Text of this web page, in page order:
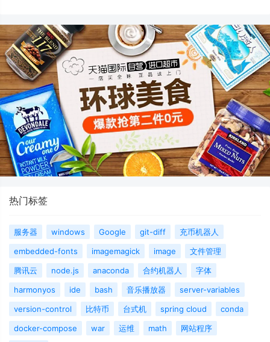
热门标签
服务器 windows Google git-diff
充币机器人
embedded-fonts
imagemagick image
文件管理
腾讯云
node.js anaconda 合约机器人
字体
harmonyos
ide bash 音乐播放器
server-variables
version-control
比特币 台式机 spring cloud
conda
docker-compose
war 运维 math
网站程序